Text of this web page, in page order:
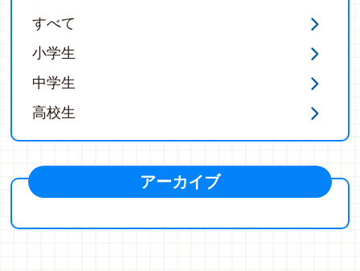
すべて
小学生
中学生
高校生
アーカイブ